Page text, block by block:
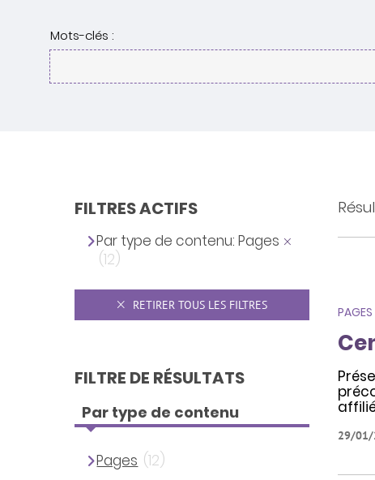
Mots-clés :
PAGES
29/01/
FILTRES ACTIFS
Par type de contenu: Pages
(12)
RETIRER TOUS LES FILTRES
FILTRE DE RÉSULTATS
Par type de contenu
Pages (12)